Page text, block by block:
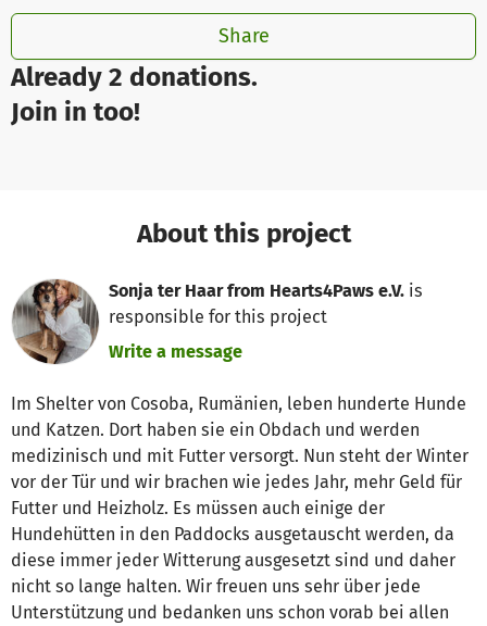
Already 2 donations.
Join in too!
Share
About this project
Sonja ter Haar from Hearts4Paws e.V. is
responsible for this project
Write a message
Im Shelter von Cosoba, Rumänien, leben hunderte Hunde
und Katzen. Dort haben sie ein Obdach und werden
medizinisch und mit Futter versorgt. Nun steht der Winter
vor der Tür und wir brachen wie jedes Jahr, mehr Geld für
Futter und Heizholz. Es müssen auch einige der
Hundehütten in den Paddocks ausgetauscht werden, da
diese immer jeder Witterung ausgesetzt sind und daher
nicht so lange halten. Wir freuen uns sehr über jede
Unterstützung und bedanken uns schon vorab bei allen